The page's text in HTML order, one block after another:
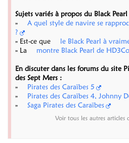
Sujets variés à propos du Black Pearl
»
A quel style de navire se
?
» Est-ce que
le Black Pearl à
» La
montre Black Pearl de
En discuter dans les forums du site
des Sept Mers :
»
Pirates des Caraïbes 5
»
Pirates des Caraïbes 4, Johnny
»
Saga Pirates des Caraïbes
Voir tous les autres articles